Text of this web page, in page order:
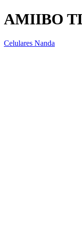
AMIIBO
Celulares Nanda